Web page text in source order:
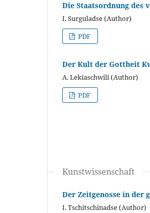
Die Staatsordnung des
I. Surguladse (Author)
PDF
Der Kult der Gottheit
A. Lekiaschwili (Author)
PDF
Kunstwissenschaft
Der Zeitgenosse in der
I. Tschitschinadse (Author)